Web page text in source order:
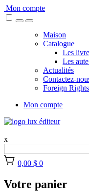
Skip
to
Mon compte
Maison
Catalogue
Les
Les
Actualités
Contactez-
Foreign Rights
Mon compte
x
0,00 $ 0
Votre panier